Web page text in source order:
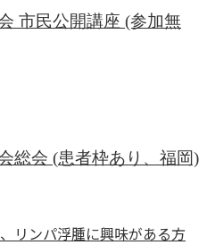
市民公開講座 (参加無
総会 (患者枠あり、福岡)
リンパ浮腫に興味がある方